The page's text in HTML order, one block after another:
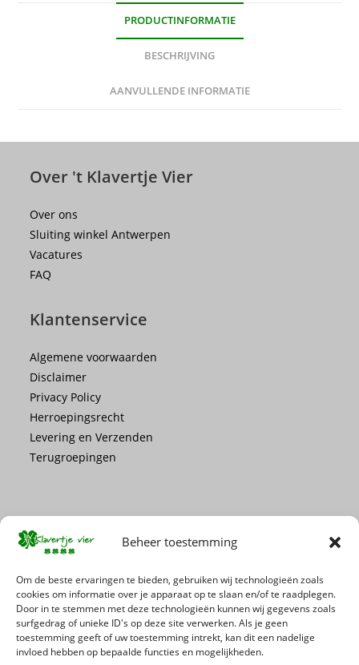
Beheer toestemming
Om de beste ervaringen te bieden, gebruiken wij technologieën zoals
cookies om informatie over je apparaat op te slaan en/of te raadplegen.
Door in te stemmen met deze technologieën kunnen wij gegevens zoals
surfgedrag of unieke ID's op deze site verwerken. Als je geen
toestemming geeft of uw toestemming intrekt, kan dit een nadelige
invloed hebben op bepaalde functies en mogelijkheden.
PRODUCTINFORMATIE
BESCHRIJVING
AANVULLENDE INFORMATIE
Over 't Klavertje Vier
Over ons
Sluiting winkel Antwerpen
Vacatures
FAQ
Klantenservice
Algemene voorwaarden
Disclaimer
Privacy Policy
Herroepingsrecht
Levering en Verzenden
Terugroepingen
Mis geen enkele actie of promotie!
Schrijf je in voor onze nieuwsbrief